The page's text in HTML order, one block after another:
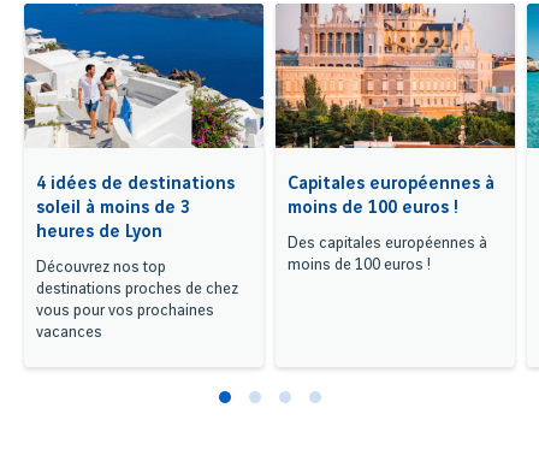
4 idées de destinations
soleil à moins de 3
heures de Lyon
Découvrez nos top
destinations proches de chez
vous pour vos prochaines
vacances
Capitales européennes à
moins de 100 euros !
Des capitales européennes à
moins de 100 euros !